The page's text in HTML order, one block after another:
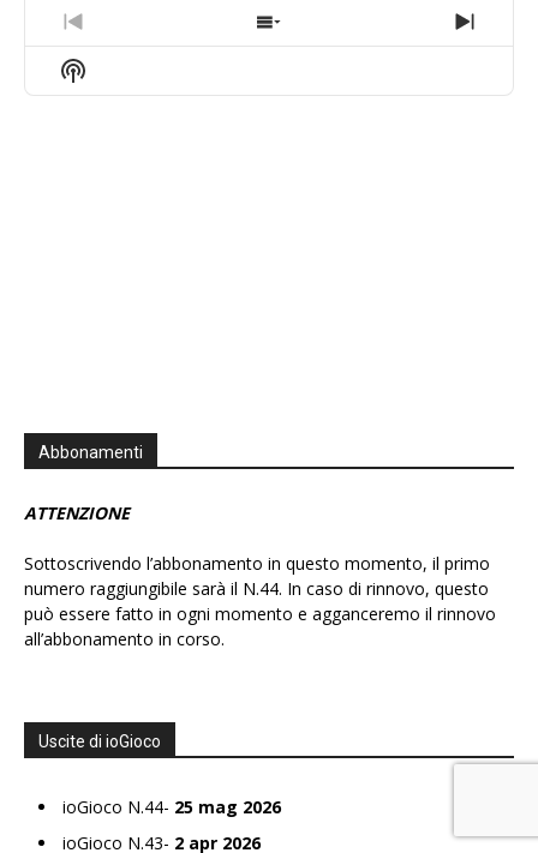
Previous
Episode
Show
Episodes
Next
Show
Podcast
Abbonamenti
ATTENZIONE
Sottoscrivendo l’abbonamento in questo momento, il primo
numero raggiungibile sarà il N.44. In caso di rinnovo, questo
può essere fatto in ogni momento e agganceremo il rinnovo
all’abbonamento in corso.
Uscite di ioGioco
ioGioco N.44- 25 mag 2026
ioGioco N.43- 2 apr 2026